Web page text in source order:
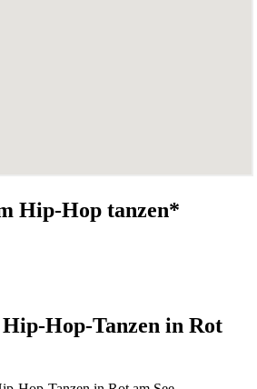
Hip-Hop tanzen*
Hop-Tanzen in Rot